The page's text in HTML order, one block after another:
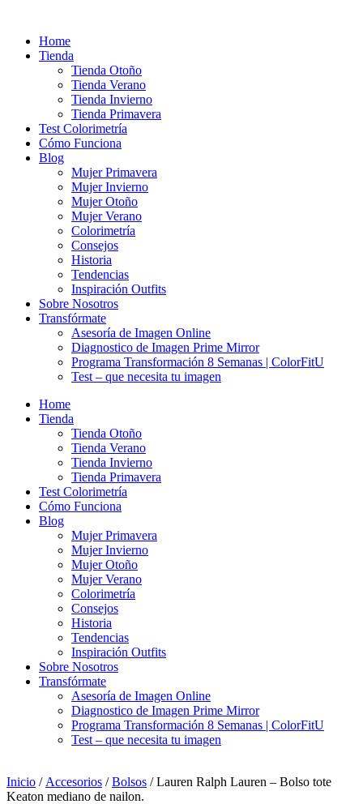
contenidoHome
Tienda
Tienda Otoño
Tienda Verano
Tienda Invierno
Tienda Primavera
Test Colorimetría
Cómo Funciona
Blog
Mujer Primavera
Mujer Invierno
Mujer Otoño
Mujer Verano
Colorimetría
Consejos
Historia
Tendencias
Inspiración Outfits
Sobre Nosotros
Transfórmate
Asesoría de Imagen Online
Diagnostico de Imagen Prime Mirror
Programa Transformación 8 Semanas | ColorFitU
Test – que necesita tu imagen
Home
Tienda
Tienda Otoño
Tienda Verano
Tienda Invierno
Tienda Primavera
Test Colorimetría
Cómo Funciona
Blog
Mujer Primavera
Mujer Invierno
Mujer Otoño
Mujer Verano
Colorimetría
Consejos
Historia
Tendencias
Inspiración Outfits
Sobre Nosotros
Transfórmate
Asesoría de Imagen Online
Diagnostico de Imagen Prime Mirror
Programa Transformación 8 Semanas | ColorFitU
Test – que necesita tu imagen
Inicio / Accesorios /Bolsos / Lauren Ralph Lauren – Bolso tote
Keaton mediano de nailon.